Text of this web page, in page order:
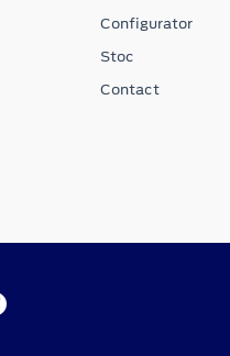
Configurator
Stoc
Contact